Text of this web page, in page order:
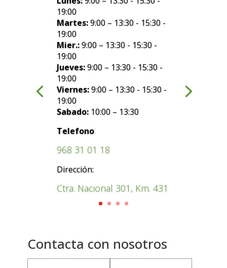
19:00
Martes:9:00 – 13:30 - 15:30 -
19:00
Mier.:9:00 – 13:30 - 15:30 -
19:00
Jueves:9:00 – 13:30 - 15:30 -
19:00
Viernes:9:00 – 13:30 - 15:30 -
19:00
Sabado: 10:00 – 13:30
Telefono:
968 31 01 18
Dirección:
Ctra. Nacional 301, Km. 431
Contacta con nosotros